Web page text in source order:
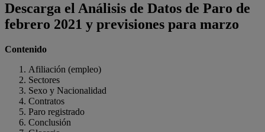
Descarga el Análisis de Datos de Paro de
febrero 2021 y previsiones para marzo
Contenido
Afiliación (empleo)
Sectores
Sexo y Nacionalidad
Contratos
Paro registrado
Conclusión